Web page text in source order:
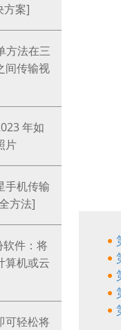
方案]
方法在三
间传输视
年如
片
手机传输
方法]
件：将
算机或云
可轻松将